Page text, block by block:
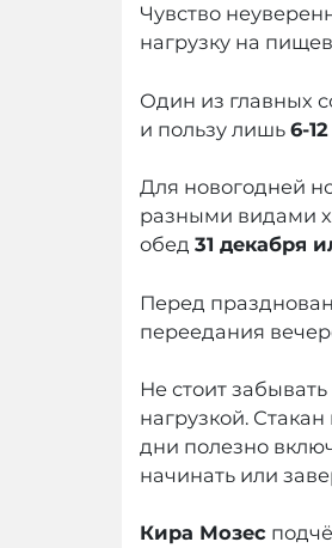
Чувство
нагрузку на
Один из главных
и пользу лишь 6-
Для новогодней
разными видами
обед 31 декабря
Перед
переедания
Не стоит
нагрузкой.
дни полезно
начинать или
Кира Мозес